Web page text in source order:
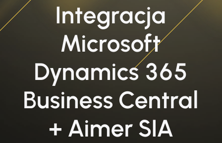
Integracja
Microsoft
Dynamics 365
Business Central
+ Aimer SIA